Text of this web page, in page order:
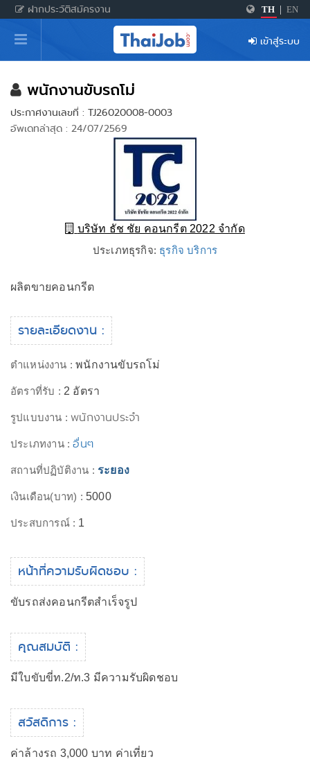
ฝากประวัติสมัครงาน TH EN
หน้าหลัก
ผู้สมัครงาน: เข้าสู่ระบบ
ฝากประวัติสมัครงาน
เกร็ดความรู้
เข้าสู่ระบบ
พนักงานขับรถโม่
ประกาศงานเลขที่ : TJ26020008-0003
อัพเดทล่าสุด : 24/07/2569
บริษัท ธัช ชัย คอนกรีต 2022 จํากัด
ประเภทธุรกิจ: ธุรกิจ บริการ
ผลิตขายคอนกรีต
รายละเอียดงาน :
ตำแหน่งงาน :พนักงานขับรถโม่
อัตราที่รับ : 2 อัตรา
รูปแบบงาน :พนักงานประจำ
ประเภทงาน :อื่นๆ
สถานที่ปฏิบัติงาน : ระยอง
เงินเดือน(บาท) : 5000
ประสบการณ์ : 1
หน้าที่ความรับผิดชอบ :
ขับรถส่งคอนกรีตสำเร็จรูป
คุณสมบัติ :
มีใบขับขี่ท.2/ท.3 มีความรับผิดชอบ
สวัสดิการ :
ค่าล้างรถ 3,000 บาท ค่าเที่ยว